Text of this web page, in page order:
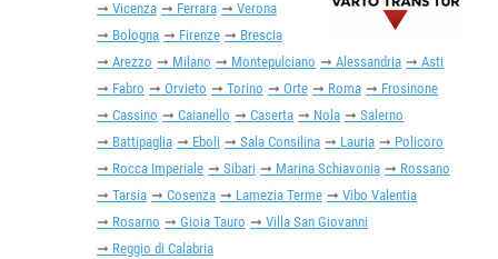
Vicenza
Ferrara
Verona
Bologna
Firenze
Brescia
Arezzo
Milano Montepulciano Alessandria
Asti
Fabro
Orvieto Torino Orte Roma
Frosinone
Cassino
Caianello Caserta Nola
Salerno
Battipaglia
Eboli Sala Consilina Lauria
Policoro
Rocca Imperiale
Sibari Marina Schiavonia
Rossano
Tarsia
Cosenza Lamezia Terme
Vibo Valentia
Rosarno
Gioia Tauro
Villa San Giovanni
Reggio di Calabria